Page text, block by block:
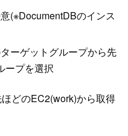
(※DocumentDBのインス
ーゲットグループから先
ープを選択
どのEC2(work)から取得